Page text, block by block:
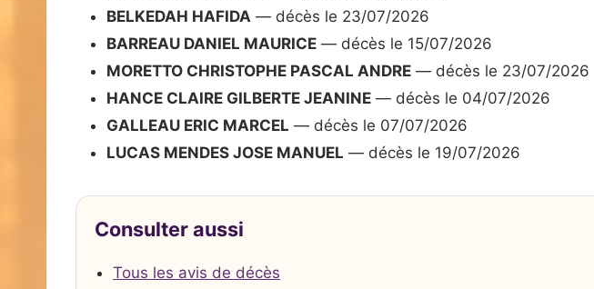
BELKEDAH HAFIDA — décès le 23/07/2026
BARREAU DANIEL MAURICE — décès le 15/07/2026
MORETTO CHRISTOPHE PASCAL ANDRE — décès le 23/07/2026
HANCE CLAIRE GILBERTE JEANINE — décès le 04/07/2026
GALLEAU ERIC MARCEL — décès le 07/07/2026
LUCAS MENDES JOSE MANUEL — décès le 19/07/2026
Consulter aussi
Tous les avis de décès